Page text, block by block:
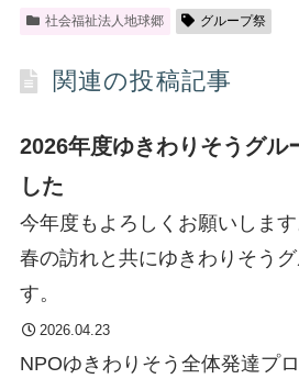
社会福祉法人地球郷 グループ祭
関連の投稿記事
2026年度ゆきわりそうグル
した
今年度もよろしくお願いしま
春の訪れと共にゆきわりそう
す。
2026.04.23
NPOゆきわりそう 全体発達プ